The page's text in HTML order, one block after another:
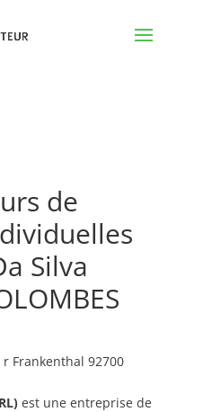
de
Silva
Frankenthal 92700
est une entreprise de